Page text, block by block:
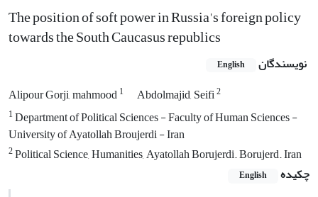
The position of soft power in Russia's foreign policy
towards the South Caucasus republics
نویسندگان English
Alipour Gorji, mahmood1 Abdolmajid, Seifi2
1Department of Political Sciences - Faculty of Human Sciences -
University of Ayatollah Broujerdi - Iran
2Political Science, Humanities, Ayatollah Borujerdi. Borujerd. Iran
چکیده
English